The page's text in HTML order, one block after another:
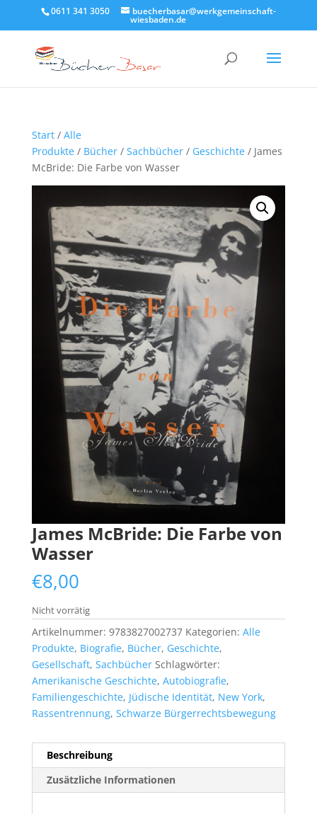
0611 341 3050 buecherbasar@werkgemeinschaft-
wiesbaden.de
Start/ Alle
Produkte/ Bücher/ Sachbücher/ Geschichte/ James
McBride: Die Farbe von Wasser
James McBride: Die Farbe von
Wasser
€8,00
Nicht vorrätig
Artikelnummer: 9783827002737 Kategorien: Alle
Produkte, Biografie, Bücher, Geschichte,
Gesellschaft, Sachbücher Schlagwörter:
Amerikanische Geschichte, Autobiografie,
Familiengeschichte, Jüdische Identität, New York,
Rassentrennung, Schwarze Bürgerrechtsbewegung
Beschreibung
Zusätzliche Informationen